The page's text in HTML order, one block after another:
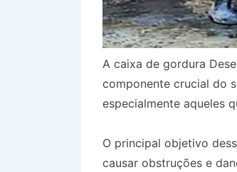
A caixa de gordura
componente crucial do
especialmente aqueles
O principal objetivo
causar obstruções e